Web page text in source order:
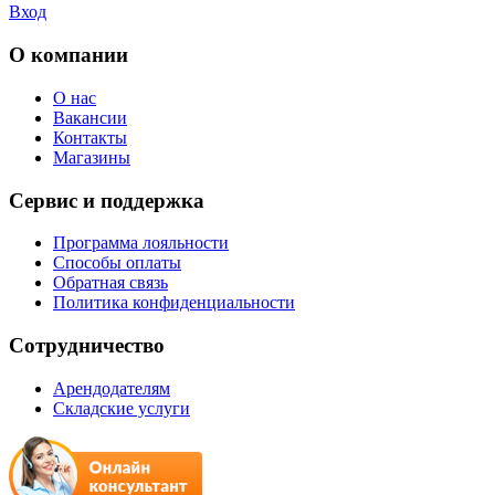
Вход
О компании
О нас
Вакансии
Контакты
Магазины
Сервис и поддержка
Программа лояльности
Способы оплаты
Обратная связь
Политика конфиденциальности
Сотрудничество
Арендодателям
Складские услуги